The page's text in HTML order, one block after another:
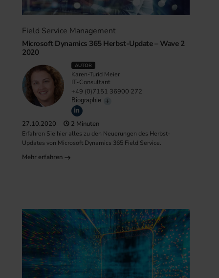
Field Service Management
Microsoft Dynamics 365 Herbst-Update – Wave 2
2020
AUTOR
Karen-Turid Meier
IT-Consultant
+49 (0)7151 36900 272
Biographie
27.10.2020 2 Minuten
Erfahren Sie hier alles zu den Neuerungen des Herbst-
Updates von Microsoft Dynamics 365 Field Service.
Mehr erfahren